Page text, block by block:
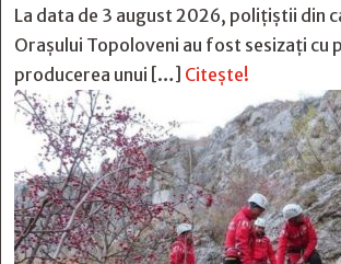
La data de 3 august 2026, polițiștii din
Orașului Topoloveni au fost sesizați cu
producerea unui […] Citește!